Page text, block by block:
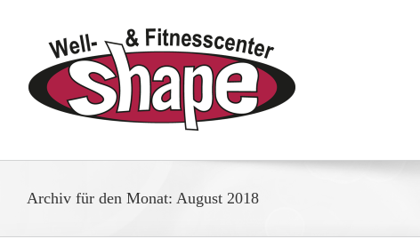
Archiv für den Monat: August 2018